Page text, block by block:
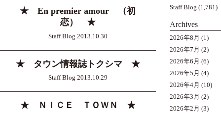
★ En premier amour （初
恋） ★
Staff Blog 2013.10.30
★ タウン情報誌トクシマ ★
Staff Blog 2013.10.29
★ ＮＩＣＥ ＴＯＷＮ ★
Staff Blog (1,781)
Archives
2026年8月 (1)
2026年7月 (2)
2026年6月 (6)
2026年5月 (4)
2026年4月 (10)
2026年3月 (2)
2026年2月 (3)